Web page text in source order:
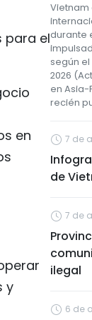
para el
en
y
Vietnam
durante
según el
2026
en Asia-
recién
7 de
de
7 de
ilegal
6 de